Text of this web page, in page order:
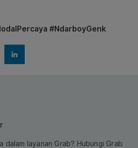
#NdarboyGenk
dalam layanan Grab? Hubungi Grab